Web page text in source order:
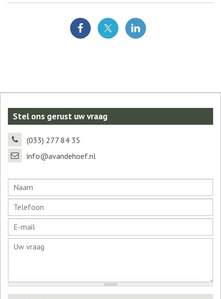
Stel ons gerust uw vraag
(033) 277 84 35
info@avandehoef.nl